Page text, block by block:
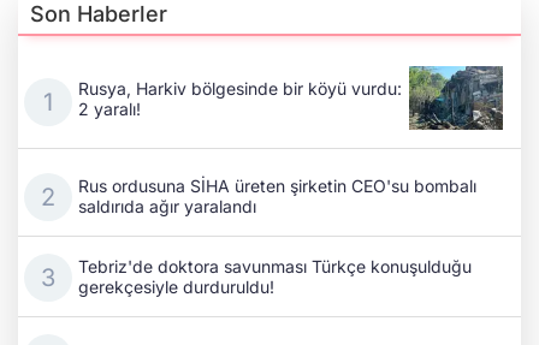
Son Haberler
Rusya, Harkiv bölgesinde bir köyü vurdu:
2 yaralı!
Rus ordusuna SİHA üreten şirketin CEO'su bombalı
saldırıda ağır yaralandı
Tebriz'de doktora savunması Türkçe konuşulduğu
gerekçesiyle durduruldu!